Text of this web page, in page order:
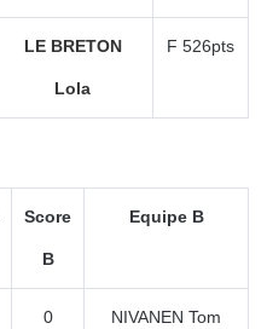
LE BRETON
Lola
F 526pts
Score
B
Equipe B
0 NIVANEN Tom